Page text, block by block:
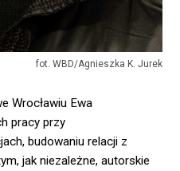
fot. WBD/Agnieszka K. Jurek
Wrocławiu Ewa
pracy przy
budowaniu relacji z
jak niezależne, autorskie